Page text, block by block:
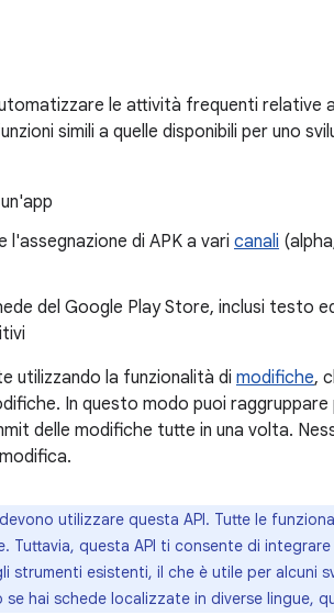
le attività frequenti relative
simili a quelle disponibili per uno
l'assegnazione di APK a vari canali
del Google Play Store, inclusi testo
utilizzando la funzionalità di modifiche,
In questo modo puoi raggruppare
delle modifiche tutte in una volta.
utilizzare questa API. Tutte le
Tuttavia, questa API ti consente di
strumenti esistenti, il che è utile per alcuni
se hai schede localizzate in diverse lingue,